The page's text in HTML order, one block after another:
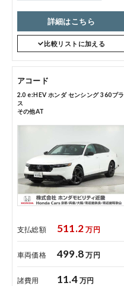
詳細はこちら
比較リストに加える
アコード
2.0 e:HEV ホンダ センシング 360プラ
ス
その他AT
支払総額 511.2 万円
車両価格 499.8 万円
諸費用 11.4 万円